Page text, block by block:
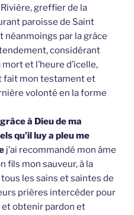
greffier de la
paroisse de Saint
néanmoings par la grâce
considérant
et l’heure d’icelle,
fait mon testament et
volonté en la forme
à Dieu de ma
qu’il luy a pleu me
j’ai recommandé mon âme
fils mon sauveur, à la
les sains et saintes de
prières intercéder pour
et obtenir pardon et